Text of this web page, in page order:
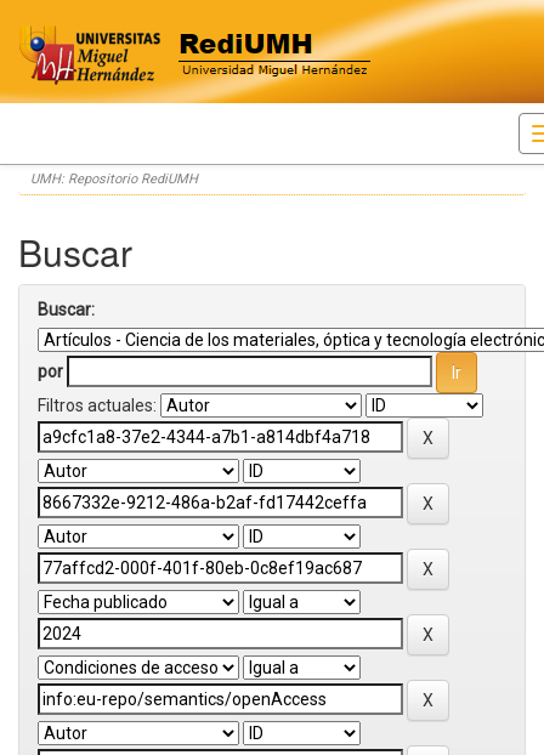
Skip
navigation
UMH: Repositorio RediUMH
Buscar
Buscar:
por
Filtros actuales: